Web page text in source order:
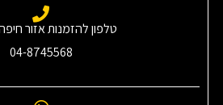
טלפון להזמנות אזור
04-8745568